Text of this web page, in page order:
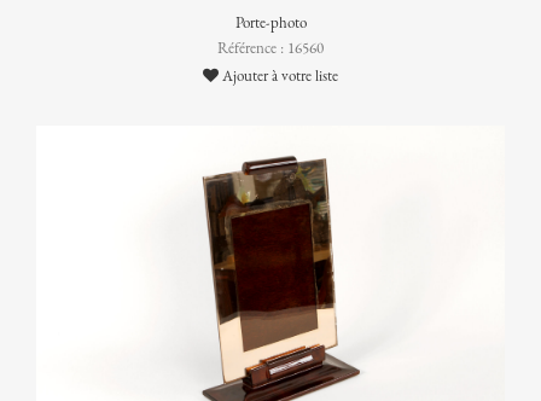
Porte-photo
Référence : 16560
Ajouter à votre liste